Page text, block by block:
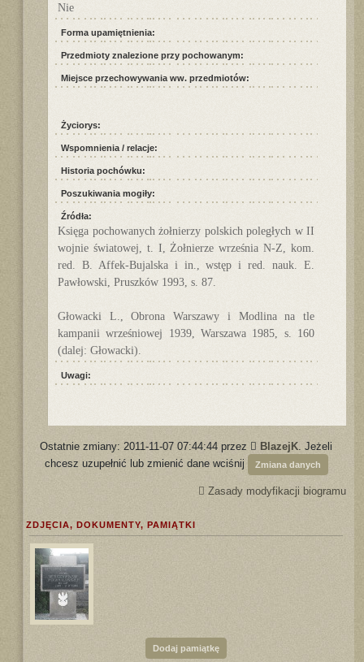
Nie
Forma upamiętnienia:
Przedmioty znalezione przy pochowanym:
Miejsce przechowywania ww. przedmiotów:
Życiorys:
Wspomnienia / relacje:
Historia pochówku:
Poszukiwania mogiły:
Źródła:
Księga pochowanych żołnierzy polskich poległych w II
wojnie światowej, t. I, Żołnierze września N-Z, kom.
red. B. Affek-Bujalska i in., wstęp i red. nauk. E.
Pawłowski, Pruszków 1993, s. 87.
Głowacki L., Obrona Warszawy i Modlina na tle
kampanii wrześniowej 1939, Warszawa 1985, s. 160
(dalej: Głowacki).
Uwagi:
Ostatnie zmiany: 2011-11-07 07:44:44 przez BlazejK. Jeżeli
chcesz uzupełnić lub zmienić dane wciśnij
Zmiana danych
Zasady modyfikacji biogramu
ZDJĘCIA, DOKUMENTY, PAMIĄTKI
Dodaj pamiątkę